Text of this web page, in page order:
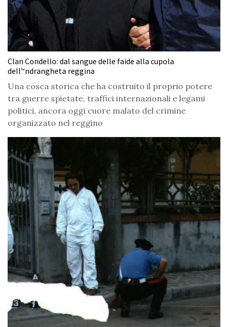
Clan Condello: dal sangue delle faide alla cupola
dell’‘ndrangheta reggina
Una cosca storica che ha costruito il proprio potere
tra guerre spietate, traffici internazionali e legami
politici, ancora oggi cuore malato del crimine
organizzato nel reggino